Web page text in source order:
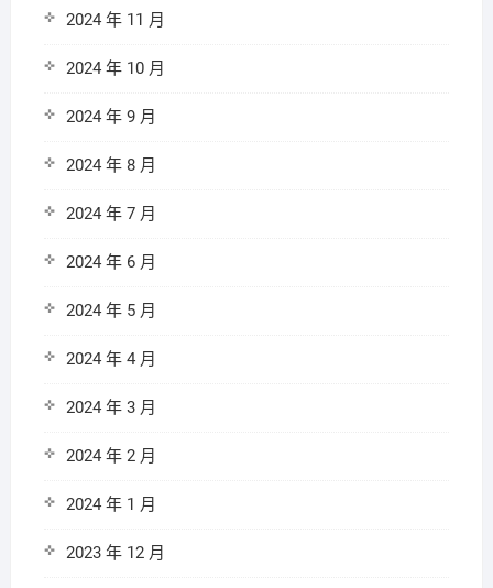
2024 年 11 月
2024 年 10 月
2024 年 9 月
2024 年 8 月
2024 年 7 月
2024 年 6 月
2024 年 5 月
2024 年 4 月
2024 年 3 月
2024 年 2 月
2024 年 1 月
2023 年 12 月